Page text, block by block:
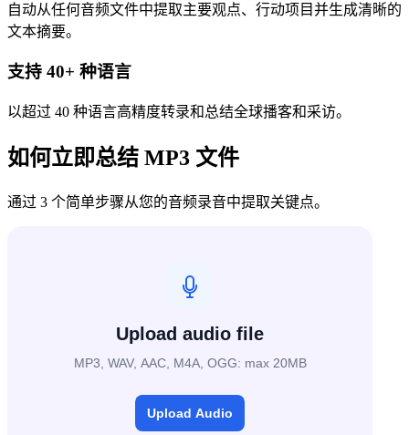
自动从任何音频文件中提取主要观点、行动项目并生成清晰的
文本摘要。
支持 40+ 种语言
以超过 40 种语言高精度转录和总结全球播客和采访。
如何立即总结 MP3 文件
通过 3 个简单步骤从您的音频录音中提取关键点。